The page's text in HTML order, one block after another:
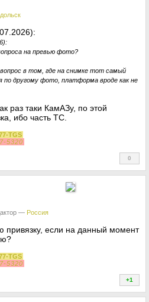
на превью фото?
в том, где на снимке тот самый
по другому фото, платформа вроде как не
раз таки КамАЗу, по этой
ибо часть ТС.
TGS
5320
0
+0
— Россия
привязку, если на данный момент
TGS
5320
+1
+1